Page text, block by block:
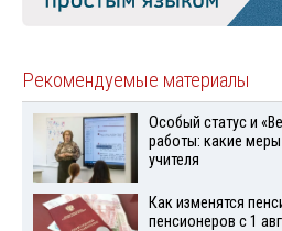
Рекомендуемые материалы
Особый статус и
работы: какие
учителя
Как изменятся
пенсионеров с 1